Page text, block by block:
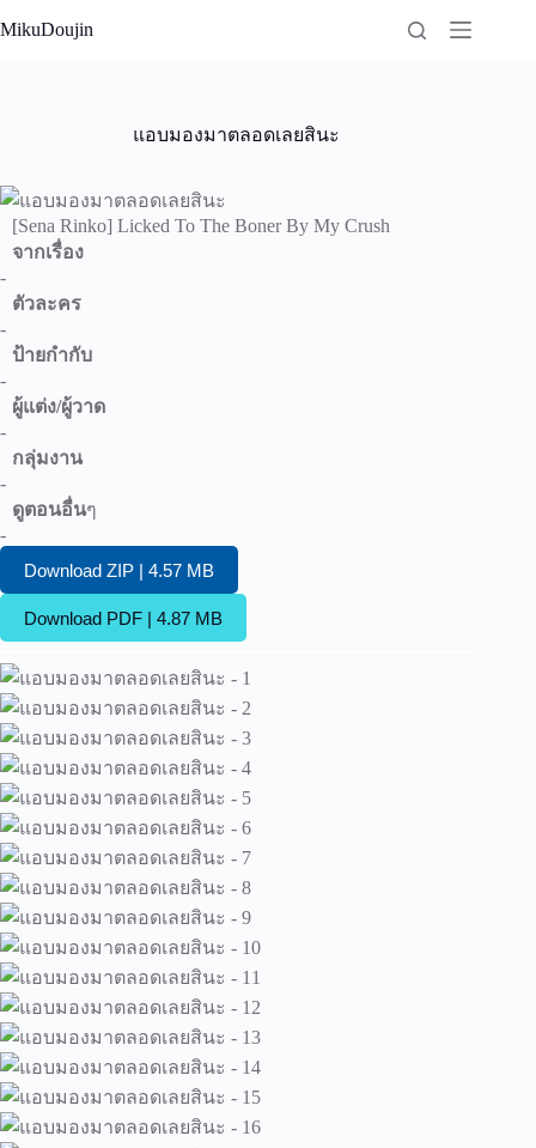
to
MikuDoujin
แอบมองมาตลอดเลยสินะ
[Sena Rinko] Licked To The Boner By My Crush
จากเรื่อง
-
ตัวละคร
-
ป้ายกำกับ
-
ผู้แต่ง/ผู้วาด
-
กลุ่มงาน
-
ดูตอนอื่นๆ
-
Download ZIP | 4.57 MB
Download PDF | 4.87 MB